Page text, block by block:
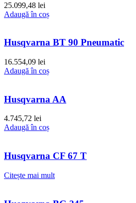
25.099,48 lei
Adaugă în coș
Husqvarna BT 90 Pneumatic
16.554,09 lei
Adaugă în coș
Husqvarna AA
4.745,72 lei
Adaugă în coș
Husqvarna CF 67 T
Citește mai mult